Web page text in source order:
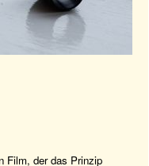
Film, der das Prinzip